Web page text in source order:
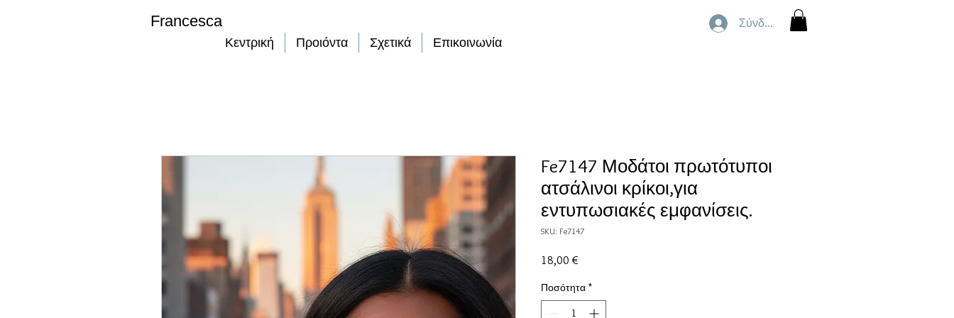
Κεντρική Προιόντα Σχετικά Επικοινωνία
Σύνδεση
Fe7147 Μοδάτοι πρωτότυποι
ατσάλινοι κρίκοι,για
εντυπωσιακές εμφανίσεις.
SKU: Fe7147
18,00 €
Ποσότητα *
Francesca